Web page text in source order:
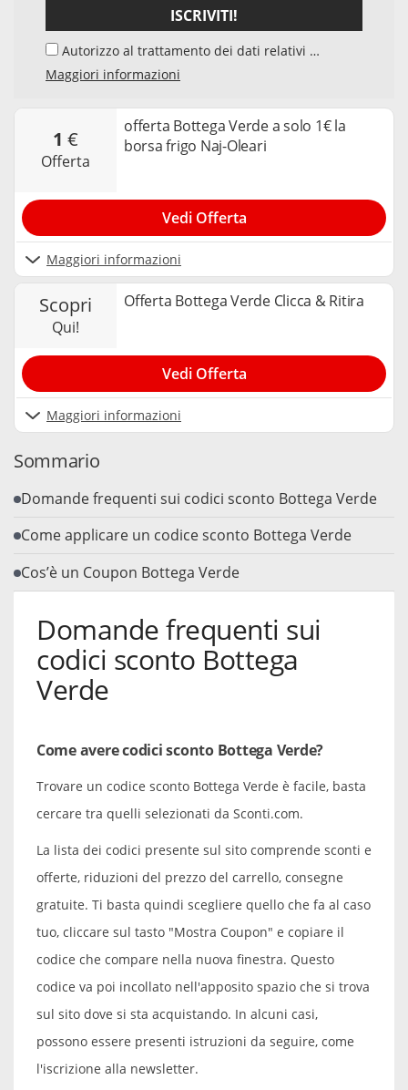
ISCRIVITI!
mio indirizzo e-mail da parte di Samwise
Media GmbH, Starstraße 2, D - 22305
dati, per l'invio della newsletter sui temi
"Codici Sconto" e "Offerte". Accetto che,
nell’ambito dell’invio della newsletter, la mia
interazione con i singoli contenuti della
revocare il mio consenso in qualsiasi
momento e annullare l’iscrizione alla
newsletter. Per maggiori informazioni è
possibile consultare la nostraprivacy policy.
Maggiori informazioni
1 €
offerta
offerta Bottega Verde a solo 1€ la
borsa frigo Naj-Oleari
Maggiori informazioni
Vedi Offerta
scopri
qui!
Offerta Bottega Verde Clicca & Ritira
Maggiori informazioni
Vedi Offerta
Sommario
Domande frequenti sui codici sconto Bottega Verde
Come applicare un codice sconto Bottega Verde
Cos’è un Coupon Bottega Verde
Domande frequenti sui
codici sconto Bottega
Verde
Come avere codici sconto Bottega Verde?
Trovare un codice sconto Bottega Verde è facile, basta
cercare tra quelli selezionati da Sconti.com.
La lista dei codici presente sul sito comprende sconti e
offerte, riduzioni del prezzo del carrello, consegne
gratuite. Ti basta quindi scegliere quello che fa al caso
tuo, cliccare sul tasto "Mostra Coupon" e copiare il
codice che compare nella nuova finestra. Questo
codice va poi incollato nell'apposito spazio che si trova
sul sito dove si sta acquistando. In alcuni casi,
possono essere presenti istruzioni da seguire, come
l'iscrizione alla newsletter.